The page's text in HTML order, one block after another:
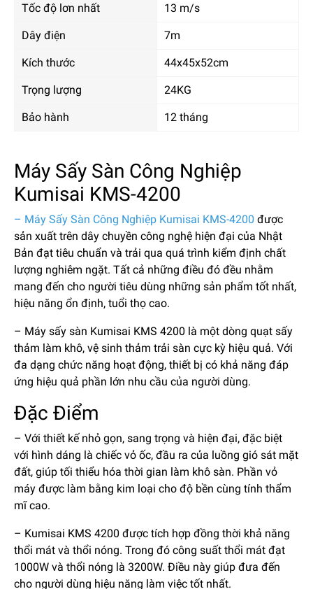
Tốc độ lơn nhất 13 m/s
Dây điện 7m
Kích thước 44x45x52cm
Trọng lượng 24KG
Bảo hành 12 tháng
Máy Sấy Sàn Công Nghiệp
Kumisai KMS-4200
– Máy Sấy Sàn Công Nghiệp Kumisai KMS-4200 được
sản xuất trên dây chuyền công nghệ hiện đại của Nhật
Bản đạt tiêu chuẩn và trải qua quá trình kiểm định chất
lượng nghiêm ngặt. Tất cả những điều đó đều nhằm
mang đến cho người tiêu dùng những sản phẩm tốt nhất,
hiệu năng ổn định, tuổi thọ cao.
– Máy sấy sàn Kumisai KMS 4200 là một dòng quạt sấy
thảm làm khô, vệ sinh thảm trải sàn cực kỳ hiệu quả. Với
đa dạng chức năng hoạt động, thiết bị có khả năng đáp
ứng hiệu quả phần lớn nhu cầu của người dùng.
Đặc Điểm
– Với thiết kế nhỏ gọn, sang trọng và hiện đại, đặc biệt
với hình dáng là chiếc vỏ ốc, đầu ra của luồng gió sát mặt
đất, giúp tối thiểu hóa thời gian làm khô sàn. Phần vỏ
máy được làm bằng kim loại cho độ bền cùng tính thẩm
mĩ cao.
– Kumisai KMS 4200 được tích hợp đồng thời khả năng
thổi mát và thổi nóng. Trong đó công suất thổi mát đạt
1000W và thổi nóng là 3200W. Điều này giúp đưa đến
cho người dùng hiệu năng làm việc tốt nhất.